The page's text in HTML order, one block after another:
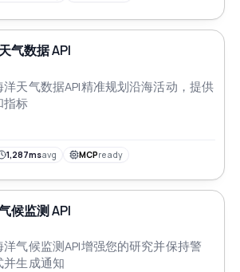
气数据 API
天气数据API精准规划沿海活动，提供
指标
1,287msavg MCPready
候监测 API
气候监测API增强您的研究并保持警
并生成通知